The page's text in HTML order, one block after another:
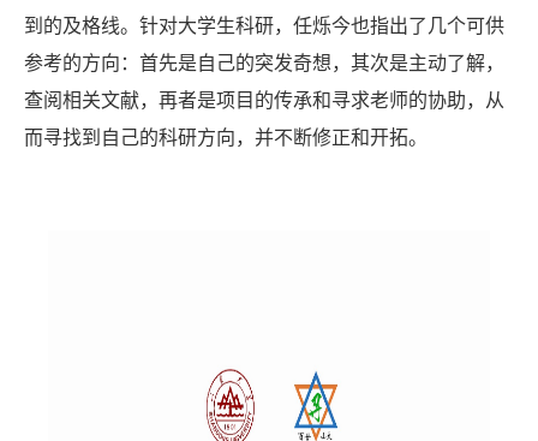
到的及格线。针对大学生科研，任烁今也指出了几个可供
参考的方向：首先是自己的突发奇想，其次是主动了解，
查阅相关文献，再者是项目的传承和寻求老师的协助，从
而寻找到自己的科研方向，并不断修正和开拓。